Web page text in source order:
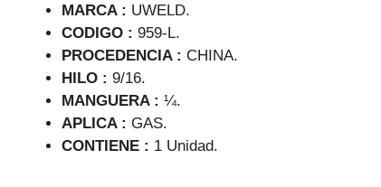
MARCA : UWELD.
CODIGO : 959-L.
PROCEDENCIA : CHINA.
HILO : 9/16.
MANGUERA : ¼.
APLICA : GAS.
CONTIENE : 1 Unidad.